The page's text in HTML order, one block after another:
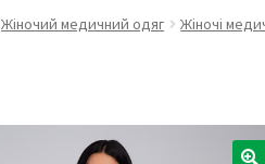
Жіночий медичний одяг Жіночі